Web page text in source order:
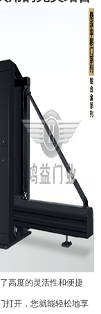
高度的灵活性和便捷
打开，您就能轻松地享